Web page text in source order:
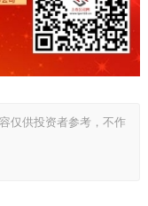
仅供投资者参考，不作